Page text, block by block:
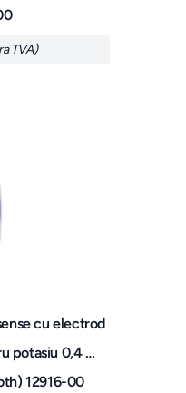
TVA)
cu electrod
potasiu 0,4 …
12916-00